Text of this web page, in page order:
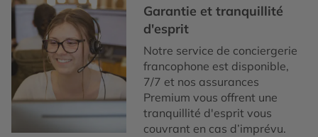
Garantie et tranquillité
d'esprit
Notre service de conciergerie
francophone est disponible,
7/7 et nos assurances
Premium vous offrent une
tranquillité d'esprit vous
couvrant en cas d’imprévu.